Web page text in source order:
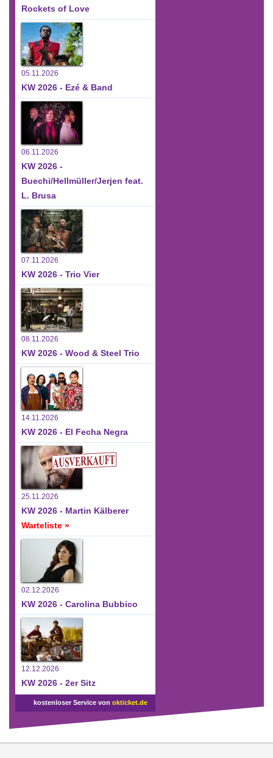
Rockets of Love
05.11.2026
KW 2026 - Ezé & Band
06.11.2026
KW 2026 -
Buechi/Hellmüller/Jerjen feat.
L. Brusa
07.11.2026
KW 2026 - Trio Vier
08.11.2026
KW 2026 - Wood & Steel Trio
14.11.2026
KW 2026 - El Fecha Negra
25.11.2026
KW 2026 - Martin Kälberer
Warteliste »
02.12.2026
KW 2026 - Carolina Bubbico
12.12.2026
KW 2026 - 2er Sitz
kostenloser Service von okticket.de